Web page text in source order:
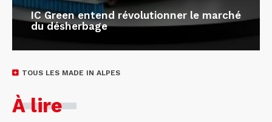
IC Green entend révolutionner le marché
du désherbage
TOUS LES MADE IN ALPES
À lire